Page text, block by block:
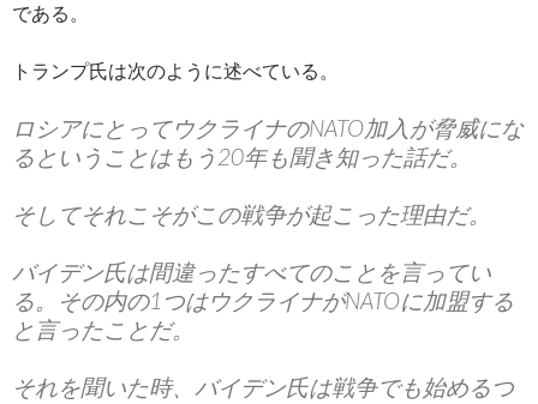
である。
トランプ氏は次のように述べている。
ロシアにとってウクライナのNATO加入が脅威にな
るということはもう20年も聞き知った話だ。
そしてそれこそがこの戦争が起こった理由だ。
バイデン氏は間違ったすべてのことを言ってい
る。その内の1つはウクライナがNATOに加盟する
と言ったことだ。
それを聞いた時、バイデン氏は戦争でも始めるつ